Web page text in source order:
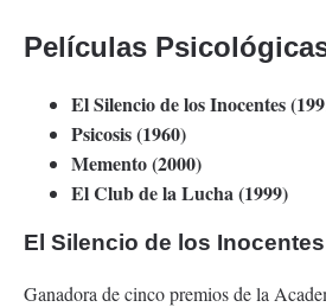
Películas
El Silencio de los Inocentes
Psicosis (1960)
Memento (2000)
El Club de la Lucha (1999)
El Silencio de los Inocentes
Ganadora de cinco premios de la